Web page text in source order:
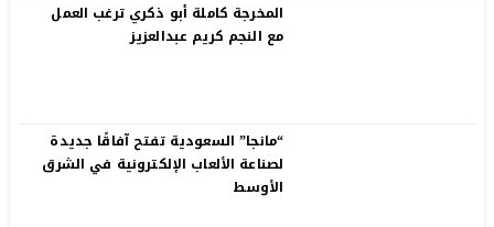
المخرجة كاملة أبو ذكري ترغب العمل
مع النجم كريم عبدالعزيز
“مانجا” السعودية تفتح آفاقًا جديدة
لصناعة الألعاب الإلكترونية في الشرق
الأوسط